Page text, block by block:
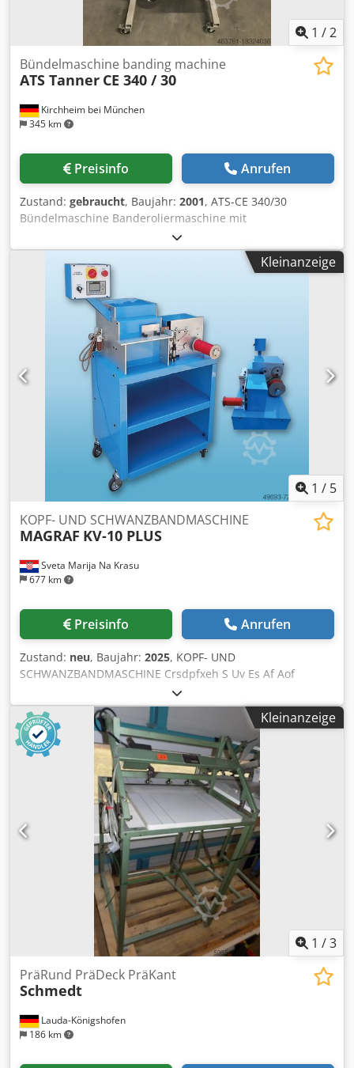
1 /2
Kirchheim bei München
345 km
Bündelmaschine banding machine
ATS Tanner CE 340 / 30
Preisinfo Anrufen
Zustand: gebraucht, Baujahr: 2001, ATS-CE 340/30
Bündelmaschine Banderoliermaschine mit
Temperaturverschweissung Cedpfxsvthwfj Af Asrf
Bandbreite 30mm Papier- und Folie als
Banderoliermaterial möglich Kühlzeit einstellung Extras:
Jumbo Abroller 2x Stück vorhanden. Preis zzgl. MwSt. EXW.
Alle Angaben ohne Gewähr. Zwischenverkauf vorbehalten.
Händlergeschäft. Der Verkauf erfolgt unter Ausschluss
jeglicher Gewährleistung.
Kleinanzeige
1 / 5
Sveta Marija Na Krasu
677 km
KOPF- UND SCHWANZBANDMASCHINE
MAGRAF KV-10 PLUS
Preisinfo Anrufen
Zustand: neu, Baujahr: 2025, KOPF- UND
SCHWANZBANDMASCHINE Crsdpfxeh S Uv Es Af Aof
Kleinanzeige
1 /3
Lauda-Königshofen
186 km
PräRund PräDeck PräKant
Schmedt